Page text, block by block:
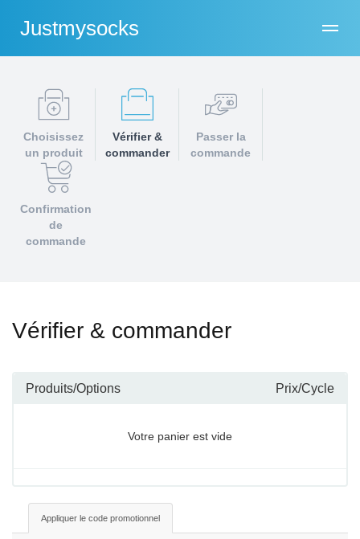
Justmysocks
Choisissez
un produit
Vérifier &
commander
Passer la
commande
Confirmation
de
commande
Vérifier & commander
Produits/Options Prix/Cycle
Votre panier est vide
Appliquer le code promotionnel